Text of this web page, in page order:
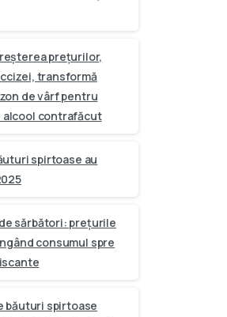
prețurilor,
transformă
de vârf pentru
alcool contrafăcut
spirtoase au
sărbători: prețurile
consumul spre
băuturi spirtoase